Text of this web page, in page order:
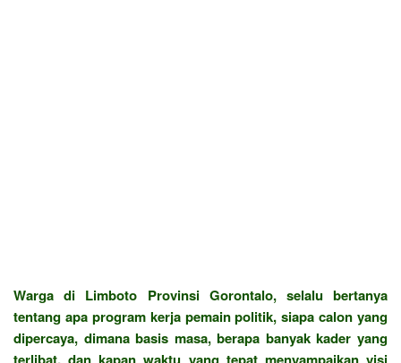
Warga di Limboto Provinsi Gorontalo, selalu bertanya
tentang apa program kerja pemain politik, siapa calon yang
dipercaya, dimana basis masa, berapa banyak kader yang